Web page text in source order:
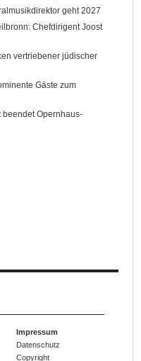
geht 2027
Chefdirigent Joost
vertriebener jüdischer
Gäste zum
beendet Opernhaus-
Impressum
Datenschutz
Copyright